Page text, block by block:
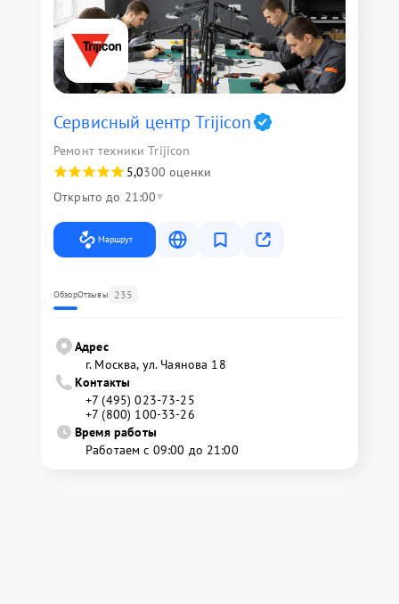
Сервисный центр Trijicon
Ремонт техники Trijicon
5,0300 оценки
Открыто до 21:00
Маршрут
ОбзорОтзывы 235
Адрес
г. Москва, ул. Чаянова 18
Контакты
+7 (495) 023-73-25
+7 (800) 100-33-26
Время работы
Работаем с 09:00 до 21:00